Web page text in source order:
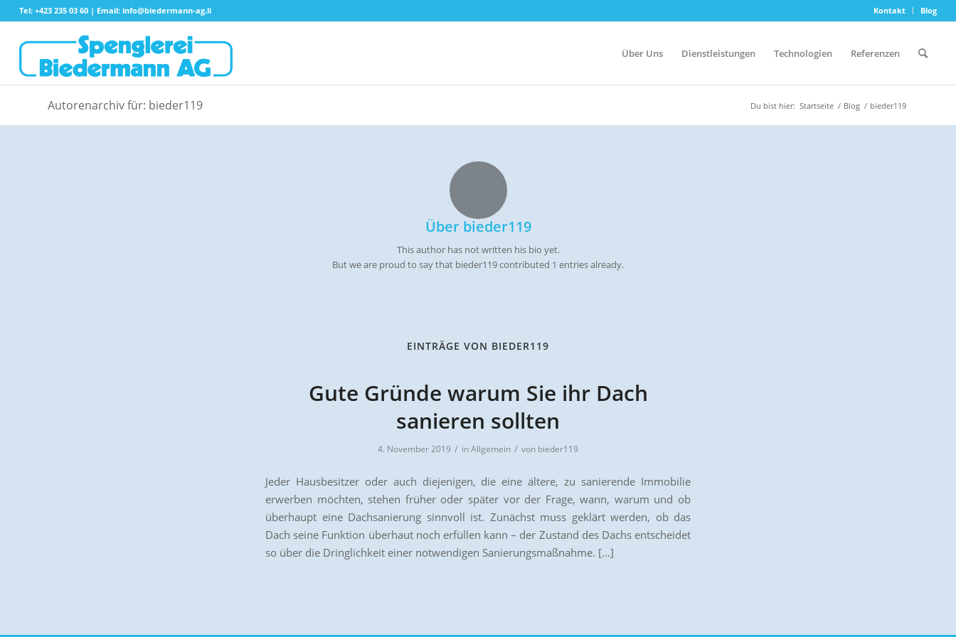
Kontakt Blog
Tel: +423 235 03 60 | Email: info@biedermann-ag.li
Über Uns Dienstleistungen Technologien Referenzen
Autorenarchiv für: bieder119 Du bist hier: Startseite / Blog / bieder119
Über bieder119
This author has not written his bio yet.
But we are proud to say that bieder119contributed 1 entries already.
EINTRÄGE VON BIEDER119
Gute Gründe warum Sie ihr Dach
sanieren sollten
4. November 2019 / inAllgemein / von bieder119
Jeder Hausbesitzer oder auch diejenigen, die eine ältere, zu sanierende Immobilie
erwerben möchten, stehen früher oder später vor der Frage, wann, warum und ob
überhaupt eine Dachsanierung sinnvoll ist. Zunächst muss geklärt werden, ob das
Dach seine Funktion überhaut noch erfüllen kann – der Zustand des Dachs entscheidet
so über die Dringlichkeit einer notwendigen Sanierungsmaßnahme. […]